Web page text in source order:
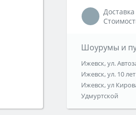
Шоурумы и
Ижевск, ул.
Ижевск, ул. 10
Ижевск, ул
Удмуртской